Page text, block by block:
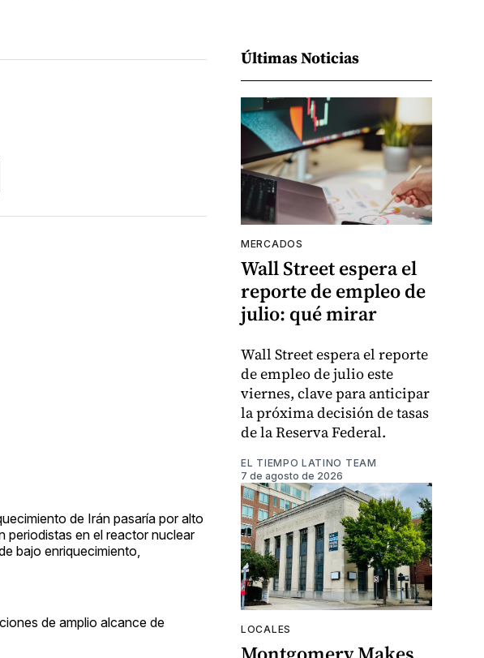
de Irán pasaría por alto
periodistas en el reactor nuclear
bajo enriquecimiento,
de amplio alcance de
Últimas Noticias
MERCADOS
Wall Street espera el
reporte de empleo de
julio: qué mirar
Wall Street espera el reporte
de empleo de julio este
viernes, clave para anticipar
la próxima decisión de tasas
de la Reserva Federal.
EL TIEMPO LATINO TEAM
7 de agosto de 2026
LOCALES